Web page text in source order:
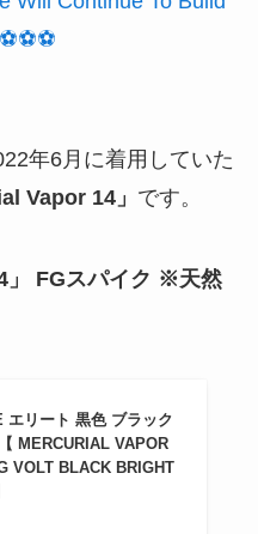
年6月に着用していた
Vapor 14」 です。
」 FGスパイク ※天然
エリート 黒色 ブラック
MERCURIAL VAPOR
VOLT BLACK BRIGHT